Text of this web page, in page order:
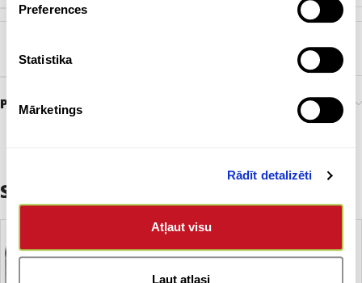
Preferences
Statistika
Mārketings
Rādīt detalizēti
Atļaut visu
Ļaut atlasi
ĒŠANA MATERIĀLS Keramika
Preces pasūtīšana un piegāde
Saistītie produkti